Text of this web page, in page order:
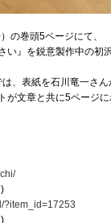
の巻頭5ページにて、
』を鋭意製作中の初
、表紙を石川竜一さん
文章と共に5ページに
?item_id=17253